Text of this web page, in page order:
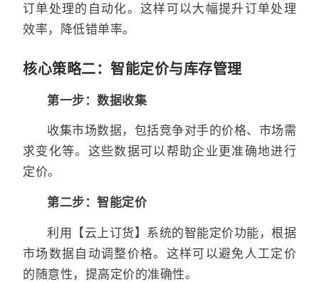
订单处理的自动化。这样可以大幅提升订单处理
效率，降低错单率。
核心策略二：智能定价与库存管理
第一步：数据收集
收集市场数据，包括竞争对手的价格、市场需
求变化等。这些数据可以帮助企业更准确地进行
定价。
第二步：智能定价
利用【云上订货】系统的智能定价功能，根据
市场数据自动调整价格。这样可以避免人工定价
的随意性，提高定价的准确性。